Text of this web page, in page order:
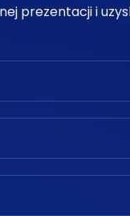
prezentacji i